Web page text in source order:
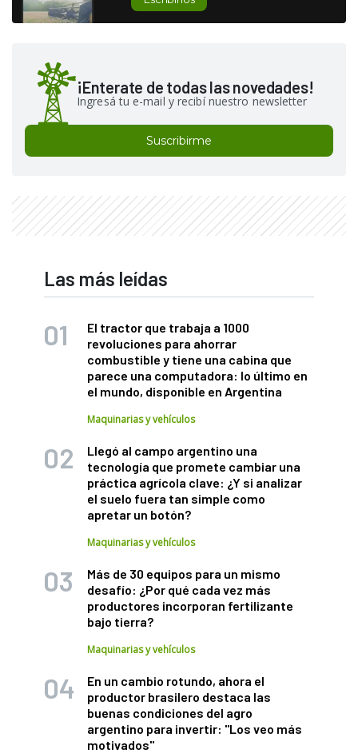
¡Enterate de todas las novedades!
Ingresá tu e-mail y recibí nuestro newsletter
Suscribirme
Las más leídas
El tractor que trabaja a 1000
revoluciones para ahorrar
combustible y tiene una cabina que
parece una computadora: lo último en
el mundo, disponible en Argentina
Maquinarias y vehículos
Llegó al campo argentino una
tecnología que promete cambiar una
práctica agrícola clave: ¿Y si analizar
el suelo fuera tan simple como
apretar un botón?
Maquinarias y vehículos
Más de 30 equipos para un mismo
desafío: ¿Por qué cada vez más
productores incorporan fertilizante
bajo tierra?
Maquinarias y vehículos
En un cambio rotundo, ahora el
productor brasilero destaca las
buenas condiciones del agro
argentino para invertir: "Los veo más
motivados"